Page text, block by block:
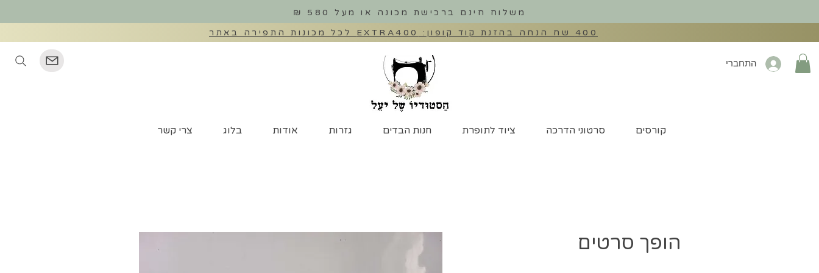
משלוח חינם ברכישת מכונה או מעל 580 ₪
400 שח הנחה בהזנת קוד קופון: EXTRA400 לכל מכונות התפירה באתר
התחברי
קורסים סרטוני הדרכה ציוד לתופרת חנות הבדים גזרות אודות בלוג צרי קשר
הופך סרטים